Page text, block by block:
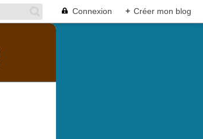
Connexion + Créer mon blog